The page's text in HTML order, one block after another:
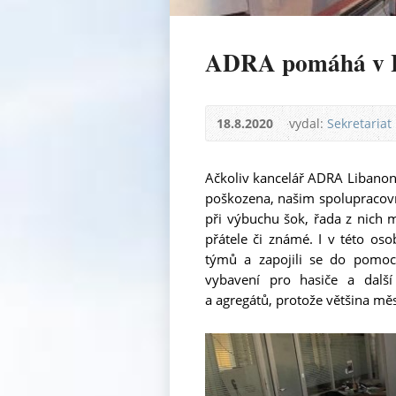
ADRA pomáhá v
18.8.2020 vydal:Sekretariat
Ačkoliv kancelář ADRA
poškozena, našim
při výbuchu šok, řada z nich
přátele či známé. I v této
týmů a zapojili se do
vybavení pro hasiče a
a agregátů, protože většina